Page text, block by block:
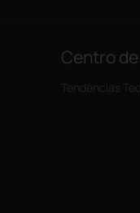
Centro
Tendências